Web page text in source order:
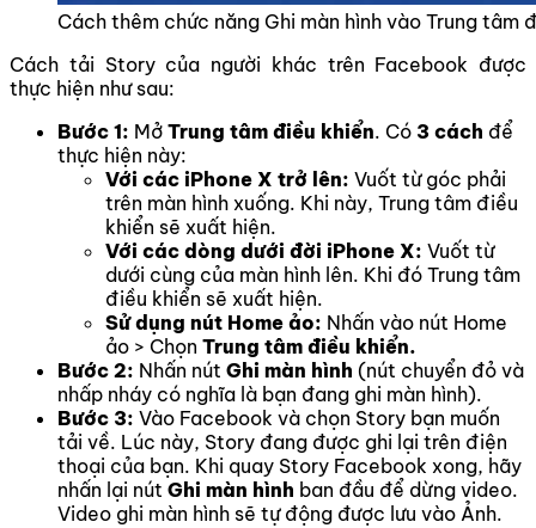
Cách thêm chức năng Ghi màn hình vào Trung tâm
Cách tải Story của người khác trên Facebook được
thực hiện như sau:
Bước 1: Mở Trung tâm điều khiển. Có 3 cách để
thực hiện này:
Với các iPhone X trở lên: Vuốt từ góc phải
trên màn hình xuống. Khi này, Trung tâm điều
khiển sẽ xuất hiện.
Với các dòng dưới đời iPhone X: Vuốt từ
dưới cùng của màn hình lên. Khi đó Trung tâm
điều khiển sẽ xuất hiện.
Sử dụng nút Home ảo: Nhấn vào nút Home
ảo > Chọn Trung tâm điều khiển.
Bước 2: Nhấn nút Ghi màn hình (nút chuyển đỏ và
nhấp nháy có nghĩa là bạn đang ghi màn hình).
Bước 3: Vào Facebook và chọn Story bạn muốn
tải về. Lúc này, Story đang được ghi lại trên điện
thoại của bạn. Khi quay Story Facebook xong, hãy
nhấn lại nút Ghi màn hình ban đầu để dừng video.
Video ghi màn hình sẽ tự động được lưu vào Ảnh.